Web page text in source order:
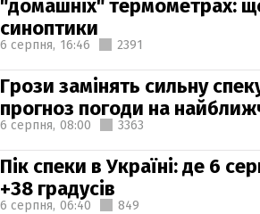
"домашніх" термометрах:
синоптики
6 серпня, 16:46 2391
Грози замінять сильну
прогноз погоди на
6 серпня, 08:00 3363
Пік спеки в Україні: де 6
+38 градусів
6 серпня, 06:40 849